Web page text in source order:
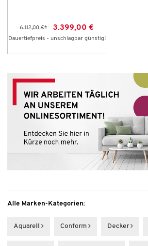
6.112,00 €* 3.399,00 €
Dauertiefpreis - unschlagbar günstig!
Alle Marken-Kategorien:
Aquarell Conform Decker